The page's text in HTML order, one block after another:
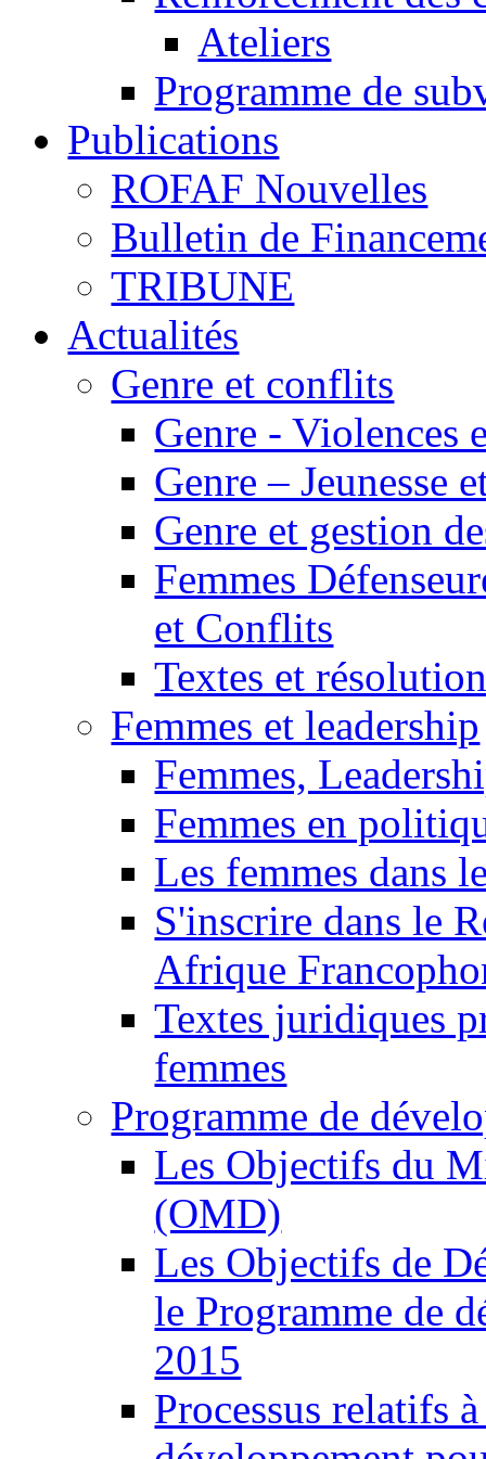
Ateliers
Programme de
Publications
ROFAF Nouvelles
Bulletin de
TRIBUNE
Actualités
Genre et conflits
Genre - Violences
Genre – Jeunesse
Genre et gestion
Femmes
et Conflits
Textes et
Femmes et leadership
Femmes,
Femmes en
Les femmes dans
S'inscrire dans le
Afrique
Textes juridiques
femmes
Programme de
Les Objectifs du
(OMD)
Les Objectifs de
le Programme de
2015
Processus relatifs